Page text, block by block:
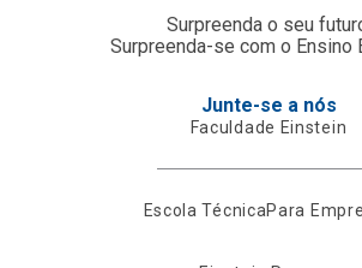
Surpreenda o seu
Surpreenda-se com o Ensino
Junte-se a nós
Faculdade Einstein
Escola TécnicaPara